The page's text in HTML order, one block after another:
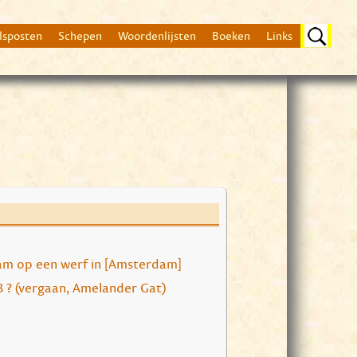
Schepen Woordenlijsten Boeken Links
op een werf in [Amsterdam]
(vergaan, Amelander Gat)